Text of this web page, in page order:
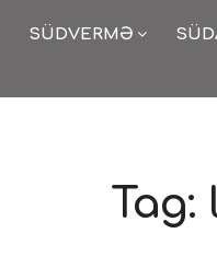
SÜDVERMƏ
Tag: